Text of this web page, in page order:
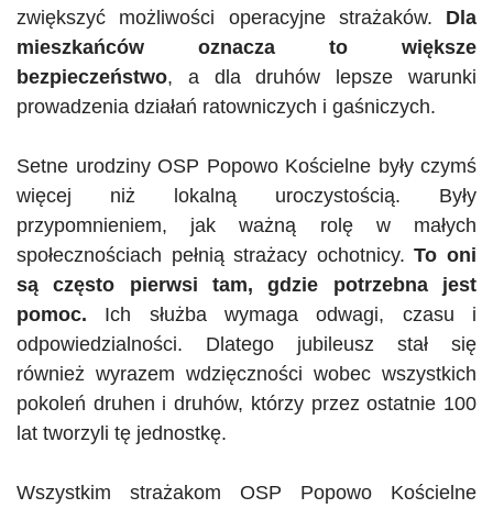
zwiększyć możliwości operacyjne strażaków. Dla
mieszkańców oznacza to większe
bezpieczeństwo, a dla druhów lepsze warunki
prowadzenia działań ratowniczych i gaśniczych.
Setne urodziny OSP Popowo Kościelne były czymś
więcej niż lokalną uroczystością. Były
przypomnieniem, jak ważną rolę w małych
społecznościach pełnią strażacy ochotnicy.To oni
są często pierwsi tam, gdzie potrzebna jest
pomoc. Ich służba wymaga odwagi, czasu i
odpowiedzialności. Dlatego jubileusz stał się
również wyrazem wdzięczności wobec wszystkich
pokoleń druhen i druhów, którzy przez ostatnie 100
lat tworzyli tę jednostkę.
Wszystkim strażakom OSP Popowo Kościelne